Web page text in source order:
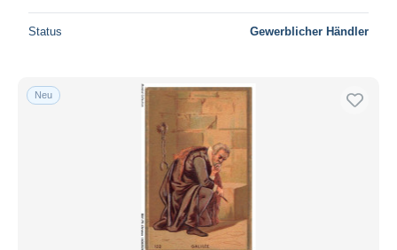
Status Gewerblicher Händler
Neu